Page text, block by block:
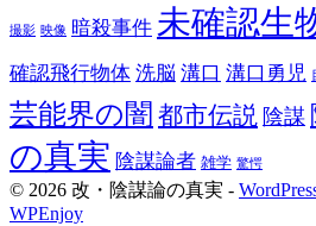
撮影 映像 暗殺事件 未確認生
確認飛行物体 洗脳 溝口 溝口勇児
芸能界の闇 都市伝説 陰謀
の真実 陰謀論者 雑学 驚愕
© 2026 改・陰謀論の真実 -
WPEnjoy